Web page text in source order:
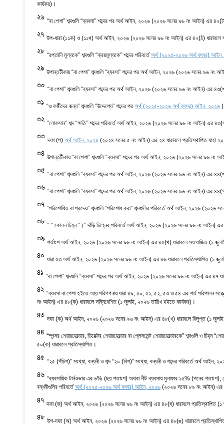
কার্যকর)।
26 “বা পেশা” শব্দগুলি “ব্যবসা” শব্দের পর অর্থ আইন, ২০২৬ (২০২৬ সনের ৯৬ নং আইন) এর
27 উপ-ধারা (১১ক) ও (১১খ) অর্থ আইন, ২০২৬ (২০২৬ সনের ৯৬ নং আইন) এর ৪২(ঠ) ধারাবলে
28 “রপ্তানি মূল্যকে” শব্দগুলি “ক্রয়মূল্যকে” শব্দের পরিবর্তেঅর্থ (২০২৫-২০২৬ অর্থ বৎসর)
29 উপান্তটীকায় “বা পেশা” শব্দগুলি “ব্যবসা” শব্দের পর অর্থ আইন, ২০২৬ (২০২৬ সনের ৯৬
30 “বা পেশা” শব্দগুলি “ব্যবসা” শব্দের পর অর্থ আইন, ২০২৬ (২০২৬ সনের ৯৬ নং আইন) এর
31 “ও কর্মীদের জন্য” শব্দগুলি “উদ্দেশ্যে” শব্দের পর অর্থ (২০২৫-২০২৬ অর্থ বৎসর) আইন, ২০২৬
32 “লোকসান” শব্দ “ক্ষতি” শব্দের পরিবর্তে অর্থ আইন, ২০২৬ (২০২৬ সনের ৯৬ নং আইন) এর
33 দফা (প) অর্থ আইন, ২০২৪ (২০২৪ সনের ৫ নং আইন) এর ২৪ ধারাবলে প্রতিস্থাপিত যাহা
34 উপান্তটীকায় “বা পেশা” শব্দগুলি “ব্যবসা” শব্দের পর অর্থ আইন, ২০২৬ (২০২৬ সনের ৯৬
35 “বা পেশা” শব্দগুলি “ব্যবসা” শব্দের পর অর্থ আইন, ২০২৬ (২০২৬ সনের ৯৬ নং আইন) এর
36 “বা পেশা” শব্দগুলি “ব্যবসা” শব্দের পর অর্থ আইন, ২০২৬ (২০২৬ সনের ৯৬ নং আইন) এর
37 “পরিশোধিত বা প্রদেয়” শব্দগুলি “পরিশোধ করা” শব্দগুলির পরিবর্তে অর্থ আইন, ২০২৬
38 “:” কোলন চিহ্ন “।” দাঁড়ি চিহ্নের পরিবর্তে অর্থ আইন, ২০২৬ (২০২৬ সনের ৯৬ নং আইন)
39 শর্তাংশ অর্থ আইন, ২০২৬ (২০২৬ সনের ৯৬ নং আইন) এর ৪৫(খ) ধারাবলে সংযোজিত (১
40 ধারা ৫৩ অর্থ আইন, ২০২৬ (২০২৬ সনের ৯৬ নং আইন) এর ৪৬ ধারাবলে প্রতিস্থাপিত (১
41 “বা পেশা” শব্দগুলি “ব্যবসা” শব্দের পর অর্থ আইন, ২০২৬ (২০২৬ সনের ৯৬ নং আইন) এর ৪৭
42 “ব্যবসা বা পেশা হইতে আয় পরিগণনায় ধারা ৪৯, ৫০, ৫১, ৫২, ৫৩ ও ৫৪ এর শর্ত পরিপালন
নং আইন) এর ৪৮(ক) ধারাবলে সন্নিবেশিত (১ জুলাই, ২০২৬ তারিখ হইতে কার্যকর)।
43 দফা (ক) অর্থ আইন, ২০২৬ (২০২৬ সনের ৯৬ নং আইন) এর ৪৮(খ) ধারাবলে বিলুপ্ত (১
44 “স্পন্সর শেয়ারহোল্ডার, ডিরেক্টর শেয়ারহোল্ডার বা প্লেসমেন্ট শেয়ারহোল্ডারকে” শব্দগুলি ও
৫০(ক) ধারাবলে প্রতিস্থাপিত।
45 “২৫ (পঁচিশ)” সংখ্যা, বন্ধনী ও শব্দ “২০ (বিশ)” সংখ্যা, বন্ধনী ও শব্দের পরিবর্তে অর্থ
46 “ব্যবসায়িক টার্নওভার এর ৬% (ছয় শতাংশ) অথবা নীট ব্যবসায় মুনাফার ১৫% (পনের শতাংশ),
বন্ধনীগুলির পরিবর্তেঅর্থ (২০২৫-২০২৬ অর্থ বৎসর) আইন, ২০২৬ (২০২৬ সনের ৮৯ নং আইন) এর
47 দফা (জ) অর্থ আইন, ২০২৬ (২০২৬ সনের ৯৬ নং আইন) এর ৪৮(ঘ) ধারাবলে প্রতিস্থাপিত (১
48 উপ-দফা (অ) অর্থ আইন, ২০২৬ (২০২৬ সনের ৯৬ নং আইন) এর ৪৮(ঙ) ধারাবলে